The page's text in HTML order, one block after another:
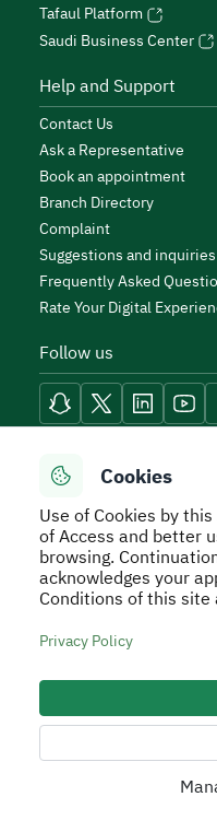
Cookies
Use of Cookies by
of Access and better
browsing.
acknowledges your
Conditions of this site
Privacy Policy
Tafaul Platform
Saudi Business Center
Help and Support
Contact Us
Ask a Representative
Book an appointment
Branch Directory
Complaint
Suggestions and inquiries
Frequently Asked
Rate Your Digital
Follow us
Reach Tools
Secure Usage Policy
2026
Developed and
Authority